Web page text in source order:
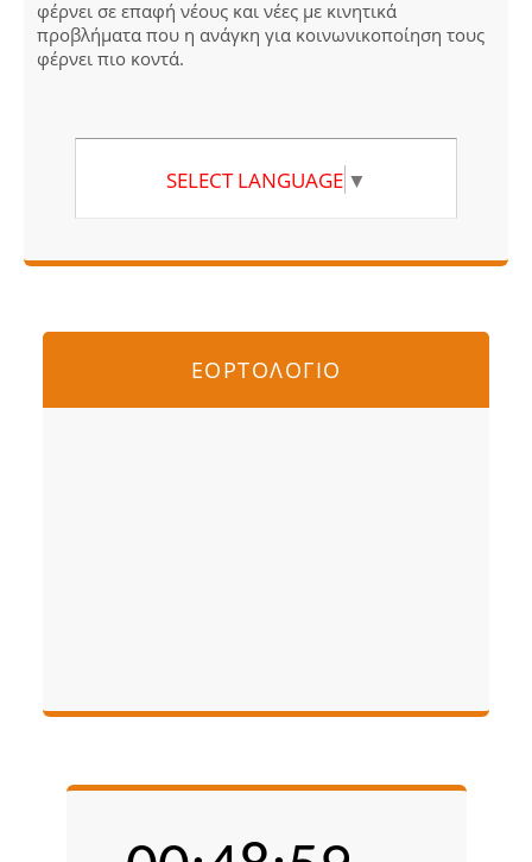
φέρνει σε επαφή νέους και νέες με κινητικά
προβλήματα που η ανάγκη για κοινωνικοποίηση τους
φέρνει πιο κοντά.
SELECT LANGUAGE ▼
ΕΟΡΤΟΛΟΓΙΟ